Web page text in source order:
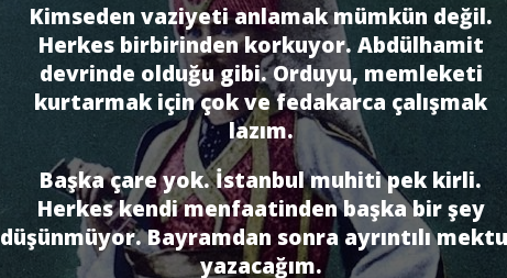
Kimseden vaziyeti anlamak mümkün değil.
Herkes birbirinden korkuyor. Abdülhamit
devrinde olduğu gibi. Orduyu, memleketi
kurtarmak için çok ve fedakarca çalışmak
lazım.
Başka çare yok. İstanbul muhiti pek kirli.
Herkes kendi menfaatinden başka bir şey
düşünmüyor. Bayramdan sonra ayrıntılı
yazacağım.